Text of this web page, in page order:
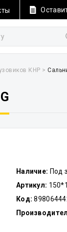
КНР >
Наличие: Под
Артикул:
Код: